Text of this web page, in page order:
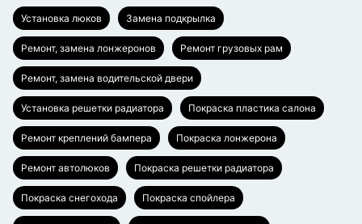
Установка люков Замена подкрылка
Ремонт, замена лонжеронов Ремонт грузовых рам
Ремонт, замена водительской двери
Установка решетки радиатора Покраска пластика салона
Ремонт креплений бампера Покраска лонжерона
Ремонт автолюков Покраска решетки радиатора
Покраска снегохода Покраска спойлера